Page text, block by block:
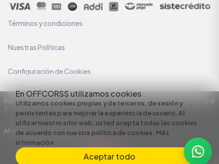
En OFFCORSS utilizamos cookies
Utilizamos cookies propias y de terceros, de sesión y
persistentes para mejorar la experiencia de usuario. Al
utilizar nuestro sitio web, usted acepta todas las cookies
de acuerdo con nuestra política de cookies. Más
información
Aceptar todo
Términos y condiciones
Nuestras Políticas
Configuración de Cookies
Razón Social: C.I HERMECO S.A. NIT: 890924167-6 Dirección: Carrera 50 #
7 – 35
All rights reserved empowered by